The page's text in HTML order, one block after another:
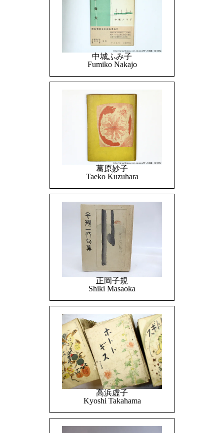
中城ふみ子
Fumiko Nakajo
葛原妙子
Taeko Kuzuhara
正岡子規
Shiki Masaoka
高浜虚子
Kyoshi Takahama